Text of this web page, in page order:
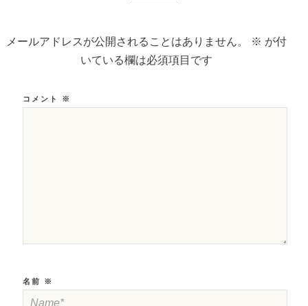
メールアドレスが公開されることはありません。 ※ が付
いている欄は必須項目です
コメント ※
名前 ※